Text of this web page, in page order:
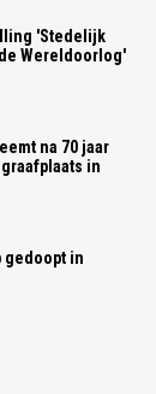
'Stedelijk
Wereldoorlog'
na 70 jaar
in
gedoopt in